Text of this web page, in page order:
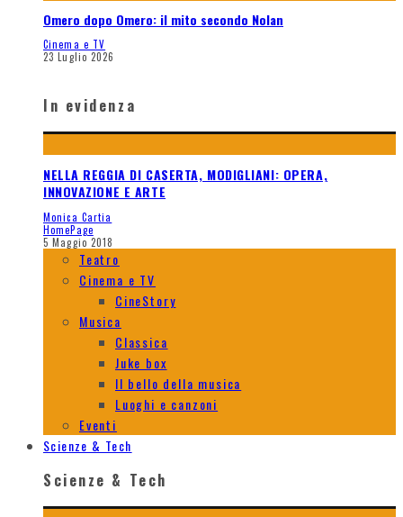
Omero dopo Omero: il mito secondo Nolan
Cinema e TV
23 Luglio 2026
In evidenza
NELLA REGGIA DI CASERTA, MODIGLIANI: OPERA,
INNOVAZIONE E ARTE
Monica Cartia
HomePage
5 Maggio 2018
Teatro
Cinema e TV
CineStory
Musica
Classica
Juke box
Il bello della musica
Luoghi e canzoni
Eventi
Scienze & Tech
Scienze & Tech